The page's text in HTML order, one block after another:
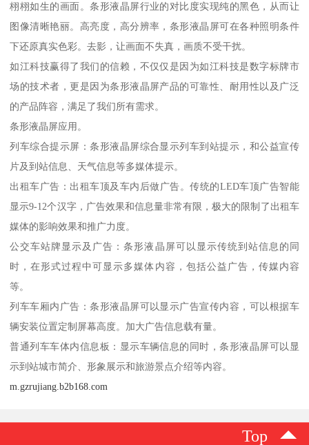
栩栩如生的画面。条形液晶屏行业的对比度实现纯的黑色，从而让
图像清晰艳丽。高亮度，高分辨率，条形液晶屏可在各种照明条件
下还原真实色彩。去影，让画面不失真，画质不受干扰。
如江科技赢得了我们的信赖，不仅仅是因为如江科技是数字标牌市
场的技术者，更是因为条形液晶屏产品的可靠性、耐用性以及广泛
的产品阵容，满足了我们所有需求。
条形液晶屏应用。
列车综合提示屏：条形液晶屏综合显示列车到站提示，和公益宣传
片及到站信息、天气信息等多媒体提示。
出租车广告：出租车顶及车内后做广告。传统的LED车顶广告智能
显示9-12个汉字，广告效果和信息量非常有限，极大的限制了出租车
媒体的影响效果和推广力度。
公交车站牌显示及广告：条形液晶屏可以显示传统到站信息的同
时，在形式过程中可显示多媒体内容，包括公益广告，传媒内容
等。
列车车厢内广告：条形液晶屏可以显示广告宣传内容，可以根据车
辆安装位置定制屏幕高度。加大广告信息载有量。
普通列车车体内信息板：显示车辆信息的同时，条形液晶屏可以显
示到站城市简介、形象展示和旅游景点介绍等内容。
m.gzrujiang.b2b168.com
Top